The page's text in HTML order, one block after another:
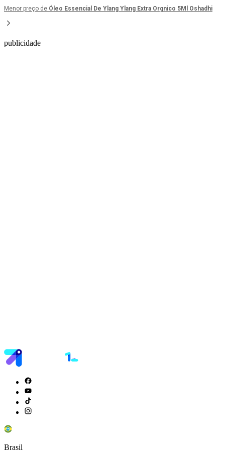
Menor preço de Óleo Essencial De Ylang Ylang Extra Orgnico 5Ml Oshadhi
publicidade
Brasil